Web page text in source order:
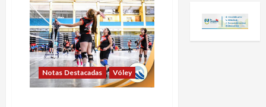
Notas Destacadas Vóley